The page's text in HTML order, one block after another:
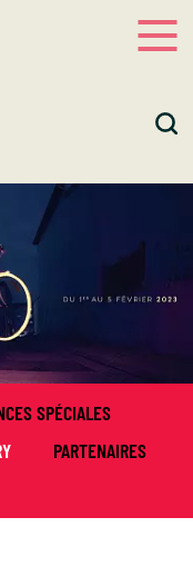
SPÉCIALES
PARTENAIRES